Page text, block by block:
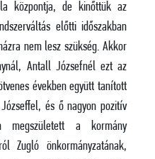
központja, de kinőttük az
előtti időszakban
nem lesz szükség. Akkor
Antall Józsefnél ezt az
években együtt tanított
és ő nagyon pozitív
megszületett a kormány
Zugló önkormányzatának,